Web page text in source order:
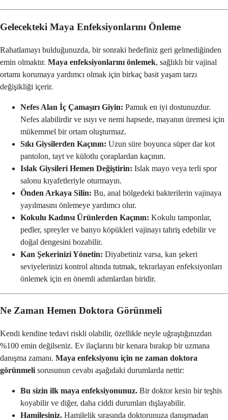
Gelecekteki Maya Enfeksiyonlarını Önleme
Rahatlamayı bulduğunuzda, bir sonraki hedefiniz geri gelmediğinden
emin olmaktır. Maya enfeksiyonlarını önlemek, sağlıklı bir vajinal
ortamı korumaya yardımcı olmak için birkaç basit yaşam tarzı
değişikliği içerir.
Nefes Alan İç Çamaşırı Giyin: Pamuk en iyi dostunuzdur.
Nefes alabilirdir ve ısıyı ve nemi hapsede, mayanın üremesi için
mükemmel bir ortam oluşturmaz.
Sıkı Giysilerden Kaçının: Uzun süre boyunca süper dar kot
pantolon, tayt ve külotlu çoraplardan kaçının.
Islak Giysileri Hemen Değiştirin: Islak mayo veya terli spor
salonu kıyafetleriyle oturmayın.
Önden Arkaya Silin: Bu, anal bölgedeki bakterilerin vajinaya
yayılmasını önlemeye yardımcı olur.
Kokulu Kadınsı Ürünlerden Kaçının: Kokulu tamponlar,
pedler, spreyler ve banyo köpükleri vajinayı tahriş edebilir ve
doğal dengesini bozabilir.
Kan Şekerinizi Yönetin: Diyabetiniz varsa, kan şekeri
seviyelerinizi kontrol altında tutmak, tekrarlayan enfeksiyonları
önlemek için en önemli adımlardan biridir.
Ne Zaman Hemen Doktora Görünmeli
Kendi kendine tedavi riskli olabilir, özellikle neyle uğraştığınızdan
%100 emin değilseniz. Ev ilaçlarını bir kenara bırakıp bir uzmana
danışma zamanı. Maya enfeksiyonu için ne zaman doktora
görünmeli sorusunun cevabı aşağıdaki durumlarda nettir:
Bu sizin ilk maya enfeksiyonunuz. Bir doktor kesin bir teşhis
koyabilir ve diğer, daha ciddi durumları dışlayabilir.
Hamilesiniz. Hamilelik sırasında doktorunuza danışmadan